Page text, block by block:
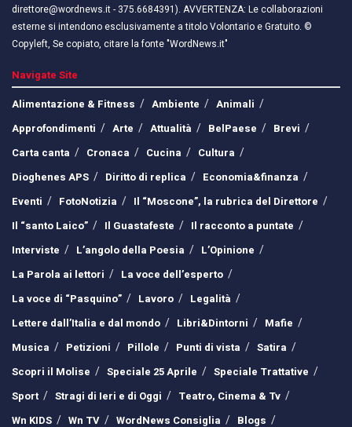
direttore@wordnews.it - ​​375.6684391). AVVERTENZA: Le collaborazioni
esterne si intendono esclusivamente a titolo Volontario e Gratuito. ©
Copyleft, Se copiato, citare la fonte "WordNews.it"
Navigate Site
Alimentazione & Fitness
Ambiente
Animali
Approfondimenti
Arte Attualità BelPaese
Brevi
Carta canta
Cronaca Cucina
Cultura
Dioghenes APS
Diritto di replica
Economia&finanza
Eventi
FotoNotizia
Il “Moscone”, la rubrica del Direttore
Il “santo Laico”
Il Guastafeste
Il racconto a puntate
Interviste
L’angolo della Poesia
L’Opinione
La Parola ai lettori
La voce dell’esperto
La voce di “Pasquino”
Lavoro
Legalità
Lettere dall’Italia e dal mondo
Libri&Dintorni
Mafie
Musica
Petizioni Pillole Punti di vista
Satira
Scopri il Molise
Speciale 25 Aprile
Speciale Trattative
Sport
Stragi di Ieri e di Oggi
Teatro, Cinema & Tv
Wn KIDS
Wn TV WordNews Consiglia Blogs